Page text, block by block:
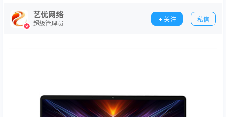
艺优网络
超级管理员
关注 私信